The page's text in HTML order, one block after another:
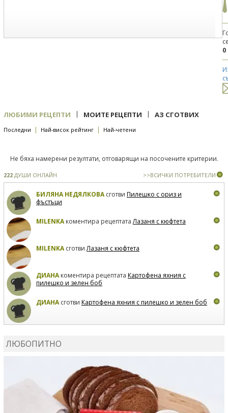
0
ЛЮБИМИ РЕЦЕПТИ | МОИТЕ РЕЦЕПТИ | АЗ СГОТВИХ
Последни | Най-висок рейтинг | Най-четени
Не бяха намерени резултати, отговарящи на посочените критерии.
222 ДУШИ ОНЛАЙН >>ВСИЧКИ ПОТРЕБИТЕЛИ
БИЛЯНА НЕДЯЛКОВАсготви Пилешко с ориз и
фъстъци
MILENKAкоментира рецептатаЛазаня с кюфтета
MILENKAсготвиЛазаня с кюфтета
ДИАНАкоментира рецептата Картофена яхния с
пилешко и зелен боб
ДИАНАсготви Картофена яхния с пилешко и зелен боб
ЛЮБОПИТНО